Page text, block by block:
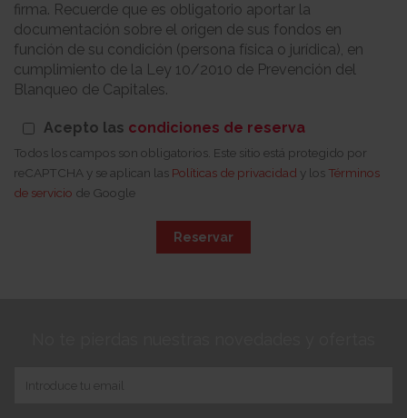
firma. Recuerde que es obligatorio aportar la
documentación sobre el origen de sus fondos en
función de su condición (persona física o jurídica), en
cumplimiento de la Ley 10/2010 de Prevención del
Blanqueo de Capitales.
Acepto las condiciones de reserva
Todos los campos son obligatorios. Este sitio está protegido por
reCAPTCHA y se aplican las Políticas de privacidad y los Términos
de servicio de Google
Reservar